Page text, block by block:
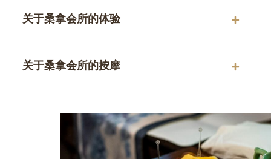
关于桑拿会所的体验
关于桑拿会所的按摩